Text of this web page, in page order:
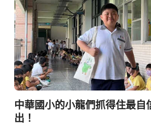
中華國小的小龍們抓得住最自
出！